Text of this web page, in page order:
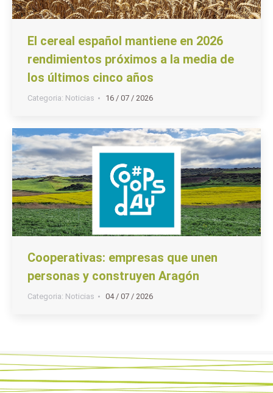
El cereal español mantiene en 2026
rendimientos próximos a la media de
los últimos cinco años
Categoria: Noticias 16 / 07 / 2026
Cooperativas: empresas que unen
personas y construyen Aragón
Categoria: Noticias 04 / 07 / 2026